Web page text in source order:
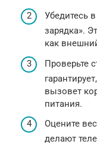
Убедитесь
зарядка».
как
Проверьте
вызовет
питания.
Оцените
делают